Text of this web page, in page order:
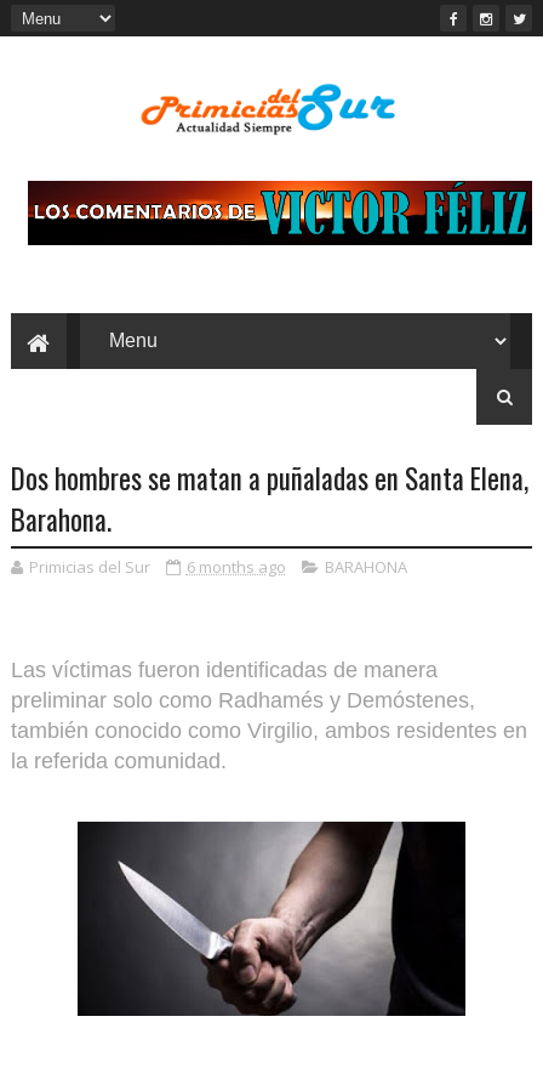
Dos hombres se matan a puñaladas en Santa Elena,
Barahona.
Primicias del Sur 6 months ago BARAHONA
Las víctimas fueron identificadas de manera
preliminar solo como Radhamés y Demóstenes,
también conocido como Virgilio, ambos residentes en
la referida comunidad.